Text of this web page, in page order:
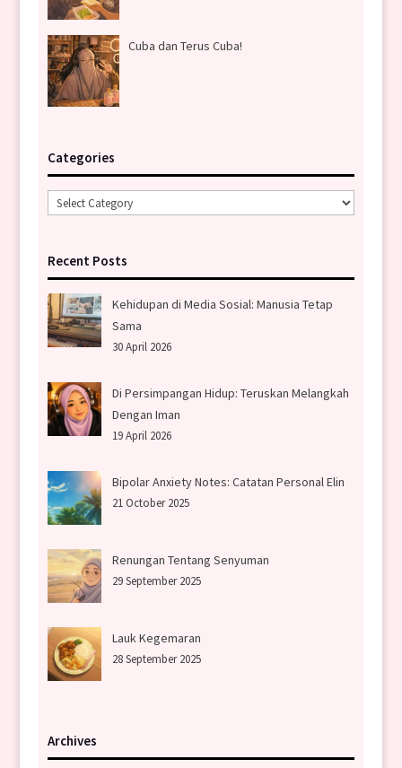
Cuba dan Terus Cuba!
Categories
Categories
Recent Posts
Kehidupan di Media Sosial: Manusia Tetap
Sama
30 April 2026
Di Persimpangan Hidup: Teruskan Melangkah
Dengan Iman
19 April 2026
Bipolar Anxiety Notes: Catatan Personal Elin
21 October 2025
Renungan Tentang Senyuman
29 September 2025
Lauk Kegemaran
28 September 2025
Archives